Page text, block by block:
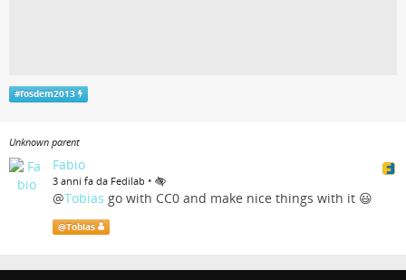
#fosdem2013
Unknown parent
Fabio
3 anni fa da Fedilab •
@Tobias go with CC0 and make nice things with it 😃
@Tobias